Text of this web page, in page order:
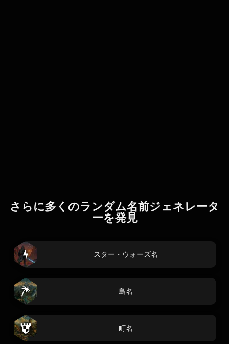
さらに多くのランダム名前ジェネレータ
ーを発見
スター・ウォーズ名
島名
町名